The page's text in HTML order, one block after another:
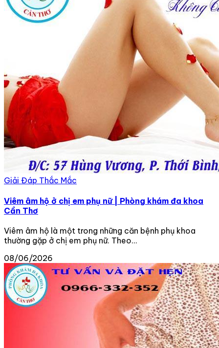
Giải Đáp Thắc Mắc
Viêm âm hộ ở chị em phụ nữ | Phòng khám đa khoa
Cần Thơ
Viêm âm hộ là một trong những căn bệnh phụ khoa
thường gặp ở chị em phụ nữ. Theo...
08/06/2026